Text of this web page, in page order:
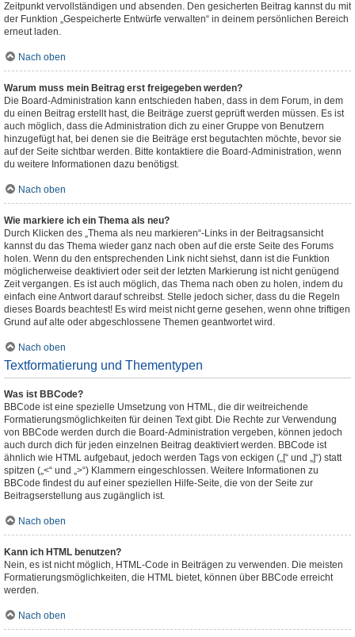
Zeitpunkt vervollständigen und absenden. Den gesicherten Beitrag kannst du mit
der Funktion „Gespeicherte Entwürfe verwalten“ in deinem persönlichen Bereich
erneut laden.
Nach oben
Warum muss mein Beitrag erst freigegeben werden?
Die Board-Administration kann entschieden haben, dass in dem Forum, in dem
du einen Beitrag erstellt hast, die Beiträge zuerst geprüft werden müssen. Es ist
auch möglich, dass die Administration dich zu einer Gruppe von Benutzern
hinzugefügt hat, bei denen sie die Beiträge erst begutachten möchte, bevor sie
auf der Seite sichtbar werden. Bitte kontaktiere die Board-Administration, wenn
du weitere Informationen dazu benötigst.
Nach oben
Wie markiere ich ein Thema als neu?
Durch Klicken des „Thema als neu markieren“-Links in der Beitragsansicht
kannst du das Thema wieder ganz nach oben auf die erste Seite des Forums
holen. Wenn du den entsprechenden Link nicht siehst, dann ist die Funktion
möglicherweise deaktiviert oder seit der letzten Markierung ist nicht genügend
Zeit vergangen. Es ist auch möglich, das Thema nach oben zu holen, indem du
einfach eine Antwort darauf schreibst. Stelle jedoch sicher, dass du die Regeln
dieses Boards beachtest! Es wird meist nicht gerne gesehen, wenn ohne triftigen
Grund auf alte oder abgeschlossene Themen geantwortet wird.
Nach oben
Textformatierung und Thementypen
Was ist BBCode?
BBCode ist eine spezielle Umsetzung von HTML, die dir weitreichende
Formatierungsmöglichkeiten für deinen Text gibt. Die Rechte zur Verwendung
von BBCode werden durch die Board-Administration vergeben, können jedoch
auch durch dich für jeden einzelnen Beitrag deaktiviert werden. BBCode ist
ähnlich wie HTML aufgebaut, jedoch werden Tags von eckigen („[“ und „]“) statt
spitzen („<“ und „>“) Klammern eingeschlossen. Weitere Informationen zu
BBCode findest du auf einer speziellen Hilfe-Seite, die von der Seite zur
Beitragserstellung aus zugänglich ist.
Nach oben
Kann ich HTML benutzen?
Nein, es ist nicht möglich, HTML-Code in Beiträgen zu verwenden. Die meisten
Formatierungsmöglichkeiten, die HTML bietet, können über BBCode erreicht
werden.
Nach oben